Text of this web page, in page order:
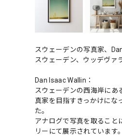
スウェーデンの写真家、
スウェーデン、ウッデヴァ
Dan Isaac Wallin：
スウェーデンの西海岸に
真家を目指すきっかけにな
た。
アナログで写真を取ること
リーにて展示されています。